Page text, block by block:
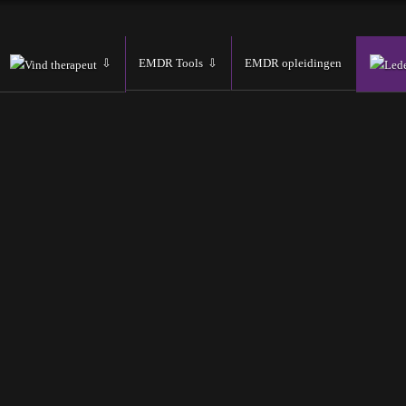
Vind therapeut EMDR Tools EMDR opleidingen